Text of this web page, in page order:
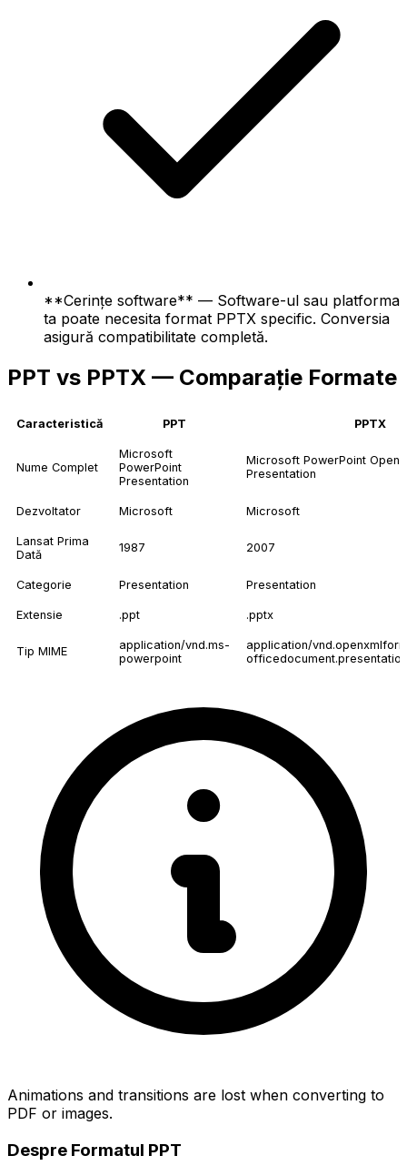
**Cerințe software** — Software-ul sau platforma
ta poate necesita format PPTX specific. Conversia
asigură compatibilitate completă.
PPT vs PPTX — Comparație Formate
Caracteristică PPT PPTX
Nume Complet
Microsoft
PowerPoint
Presentation
Microsoft PowerPoint Open
Presentation
Dezvoltator Microsoft Microsoft
Lansat Prima
Dată
1987 2007
Categorie Presentation Presentation
Extensie .ppt .pptx
Tip MIME
application/vnd.ms-
powerpoint
application/
Animations and transitions are lost when converting to
PDF or images.
Despre Formatul PPT